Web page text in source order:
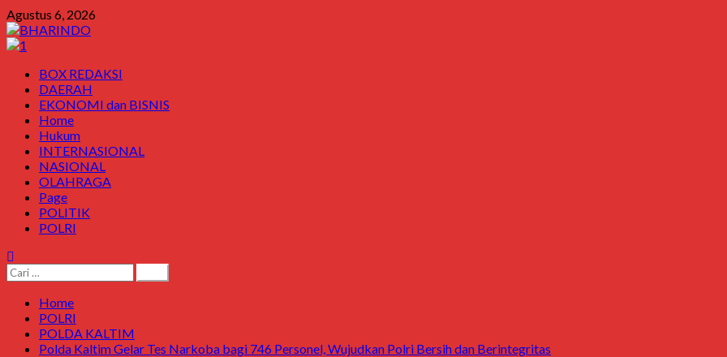
Skip
to
content
Agustus 6, 2026
Primary
Menu
BOX REDAKSI
DAERAH
EKONOMI dan BISNIS
Home
Hukum
INTERNASIONAL
NASIONAL
OLAHRAGA
Page
POLITIK
POLRI
Cari
untuk:
Home
POLRI
POLDA KALTIM
Polda Kaltim Gelar Tes Narkoba bagi 746 Personel, Wujudkan Polri Bersih dan Berintegritas